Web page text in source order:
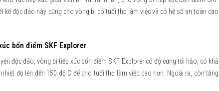
kế độc đáo này cũng cho vòng bi có tuổi thọ làm việc và có hệ số an toàn cao
bốn điểm SKF Explorer
độc đáo, vòng bi tiếp xúc bốn điểm SKF Explorer có độ cứng tối hảo, có khả
độ lên đến 150 độ C để cho tuổi thọ làm việc cao hơn. Ngoài ra, còn tăng